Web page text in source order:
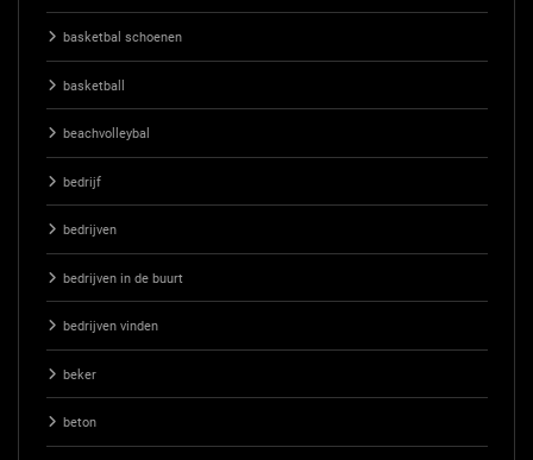
basketbal schoenen
basketball
beachvolleybal
bedrijf
bedrijven
bedrijven in de buurt
bedrijven vinden
beker
beton